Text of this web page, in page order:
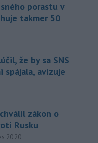
porastu v
takmer 50
že by sa SNS
spájala, avizuje
zákon o
Rusku
20:20